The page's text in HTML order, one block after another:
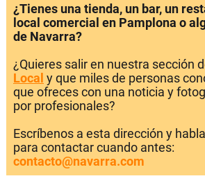
¿Tienes una tienda, un bar, un
local comercial en Pamplona o
de Navarra?
¿Quieres salir en nuestra sección
Local y que miles de personas
que ofreces con una noticia y
por profesionales?
Escríbenos a esta dirección y
para contactar cuando antes:
contacto@navarra.com